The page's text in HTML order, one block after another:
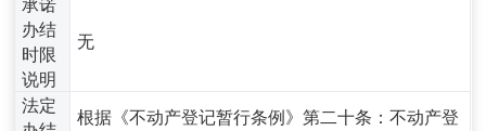
办结
时限
说明
无
法定
根据《不动产登记暂行条例》第二十条：不动产登